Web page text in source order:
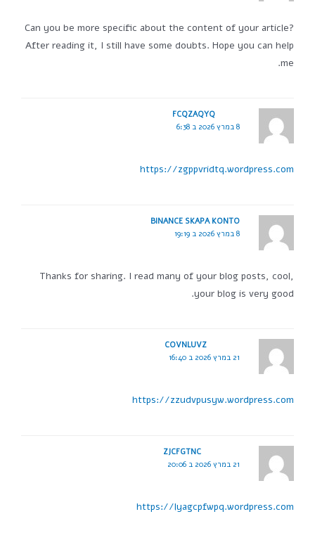
Can you be more specific about the content of your article?
After reading it, I still have some doubts. Hope you can help
me.
FCQZAQYQ
8 במרץ 2026 ב 6:38
https://zgppvridtq.wordpress.com
BINANCE SKAPA KONTO
8 במרץ 2026 ב 19:19
Thanks for sharing. I read many of your blog posts, cool,
your blog is very good.
COVNLUVZ
21 במרץ 2026 ב 16:40
https://zzudvpusyw.wordpress.com
ZJCFGTNC
21 במרץ 2026 ב 20:06
https://lyagcpfwpq.wordpress.com